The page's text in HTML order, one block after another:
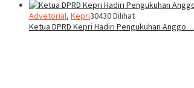
Advetorial, Kepri30430 Dilihat
Ketua DPRD Kepri Hadiri Pengukuhan Anggo…